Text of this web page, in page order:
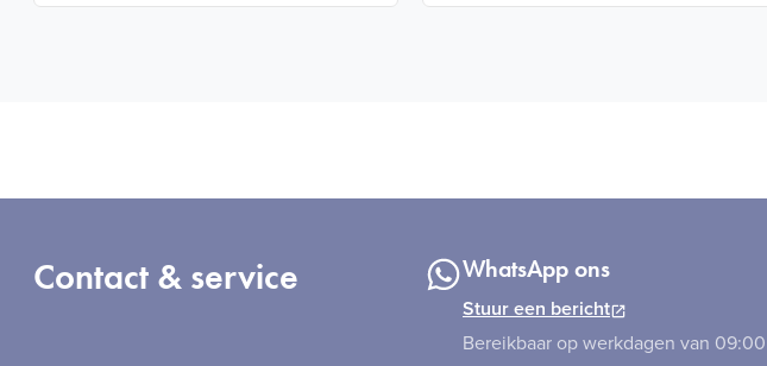
Contact & service WhatsApp ons
Stuur een bericht
Bereikbaar op werkdagen van